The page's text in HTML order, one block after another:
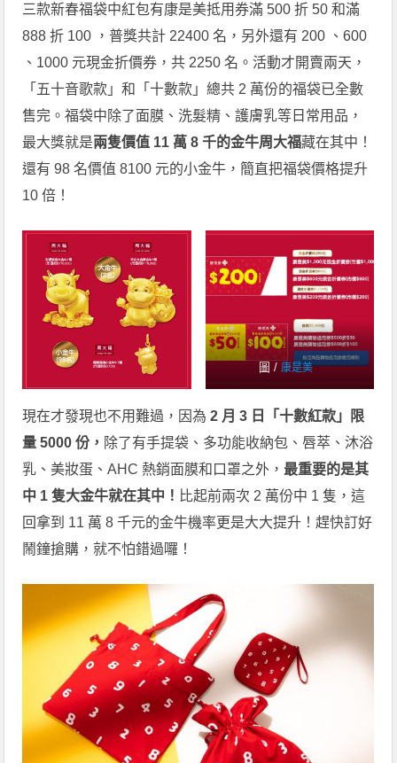
三款新春福袋中紅包有康是美抵用券滿 500 折 50 和滿
888 折 100 ，普獎共計 22400 名，另外還有 200 、600
、1000 元現金折價券，共 2250 名。活動才開賣兩天，
「五十音歌款」和「十數款」總共 2 萬份的福袋已全數
售完。福袋中除了面膜、洗髮精、護膚乳等日常用品，
最大獎就是兩隻價值 11 萬 8 千的金牛周大福藏在其中！
還有 98 名價值 8100 元的小金牛，簡直把福袋價格提升
10 倍！
圖 / 康是美
現在才發現也不用難過，因為 2 月 3 日「十數紅款」限
量 5000 份， 除了有手提袋、多功能收納包、唇萃、沐浴
乳、美妝蛋、AHC 熱銷面膜和口罩之外， 最重要的是其
中 1 隻大金牛就在其中！ 比起前兩次 2 萬份中 1 隻，這
回拿到 11 萬 8 千元的金牛機率更是大大提升！趕快訂好
鬧鐘搶購，就不怕錯過囉！